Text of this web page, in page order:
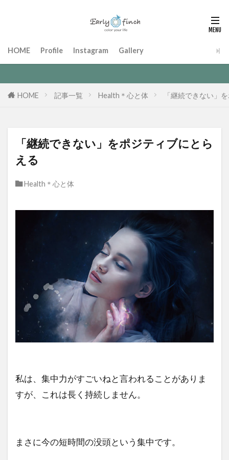
HOME Profile Instagram Gallery
HOME 記事一覧 Health＊心と体 「継続できない」
「継続できない」をポジティブにとら
える
Health＊心と体
私は、集中力がすごいねと言われることがありま
すが、これは長く持続しません。
まさに今の短時間の没頭という集中です。